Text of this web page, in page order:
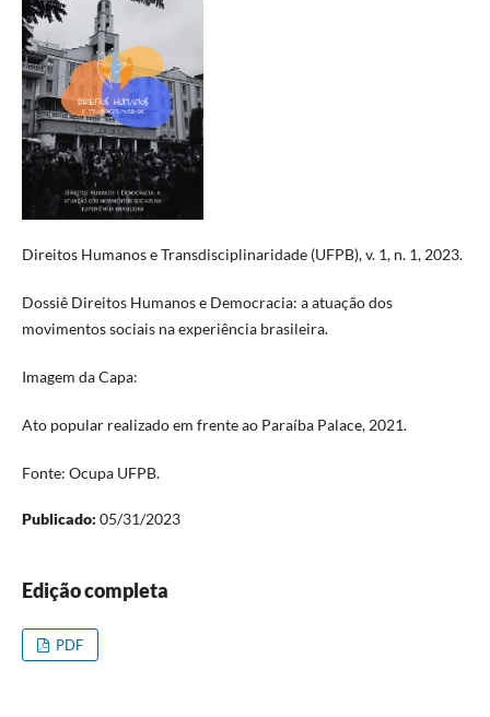
Direitos Humanos e Transdisciplinaridade (UFPB), v. 1, n. 1, 2023.
Dossiê Direitos Humanos e Democracia: a atuação dos
movimentos sociais na experiência brasileira.
Imagem da Capa:
Ato popular realizado em frente ao Paraíba Palace, 2021.
Fonte: Ocupa UFPB.
Publicado: 05/31/2023
Edição completa
PDF